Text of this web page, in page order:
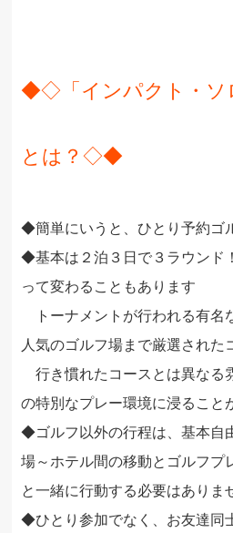
◆◇ 「インパクト・
とは？◇◆
◆簡単にいうと、ひとり予約ゴ
◆基本は２泊３日で３ラウン
って変わることもあります
トーナメントが行われる有名
人気のゴルフ場まで厳選された
行き慣れたコースとは異なる
の特別なプレー環境に浸ること
◆ゴルフ以外の行程は、基本自
場～ホテル間の移動とゴルフプ
と一緒に行動する必要はありま
◆ひとり参加でなく、お友達同